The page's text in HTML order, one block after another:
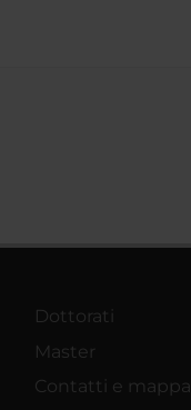
Dottorati
Master
Contatti e mappa